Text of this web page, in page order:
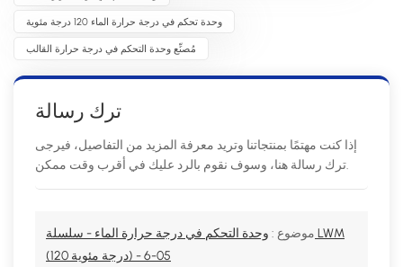
وحدة تحكم في درجة حرارة الماء 120 درجة مئوية
مُصنِّع وحدة التحكم في درجة حرارة القالب
ترك رسالة
إذا كنت مهتمًا بمنتجاتنا وتريد معرفة المزيد من التفاصيل، فيرجى
ترك رسالة هنا، وسوف نقوم بالرد عليك في أقرب وقت ممكن.
موضوع : وحدة التحكم في درجة حرارة الماء - سلسلة LWM
(120 درجة مئوية) - 05-6